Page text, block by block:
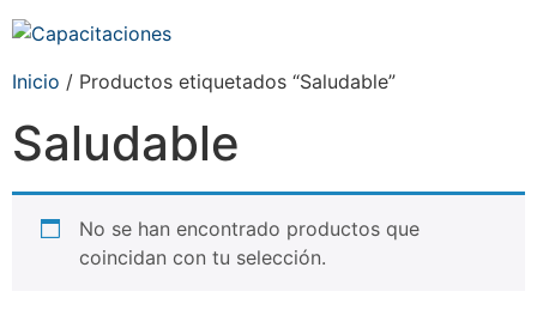
Inicio / Productos etiquetados “Saludable”
Saludable
No se han encontrado productos que
coincidan con tu selección.